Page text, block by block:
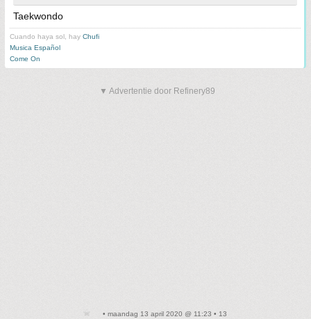
Taekwondo
Cuando haya sol, hay Chufi
Musica Español
Come On
▼ Advertentie door Refinery89
• maandag 13 april 2020 @ 11:23 • 13